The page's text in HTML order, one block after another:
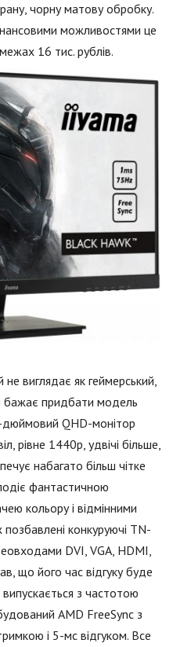
чорну матову обробку.
можливостями це
16 тис. рублів.
виглядає як геймерський,
бажає придбати модель
QHD-монітор
рівне 1440р, удвічі більше,
набагато більш чітке
фантастичною
кольору і відмінними
конкуруючі TN-
DVI, VGA, HDMI,
що його час відгуку буде
з частотою
AMD FreeSync з
і 5-мс відгуком. Все